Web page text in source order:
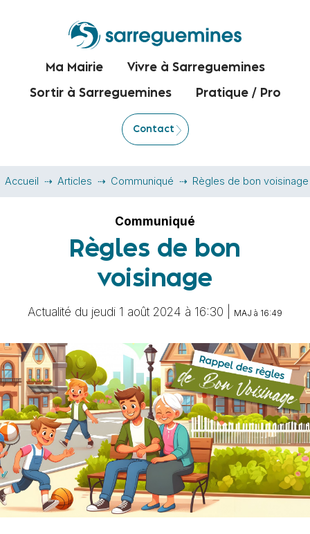
Ma Mairie Vivre à Sarreguemines
Sortir à Sarreguemines Pratique / Pro
Contact
Accueil Articles Communiqué Règles de bon voisinage
Communiqué
Règles de bon
voisinage
Actualité du jeudi 1 août 2024 à 16:30 | MAJ à 16:49